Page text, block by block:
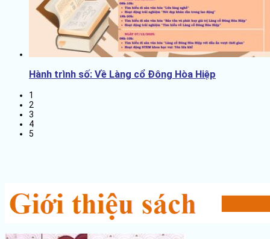
Hành trình số: Về Làng cổ Đông Hòa Hiệp
1
2
3
4
5